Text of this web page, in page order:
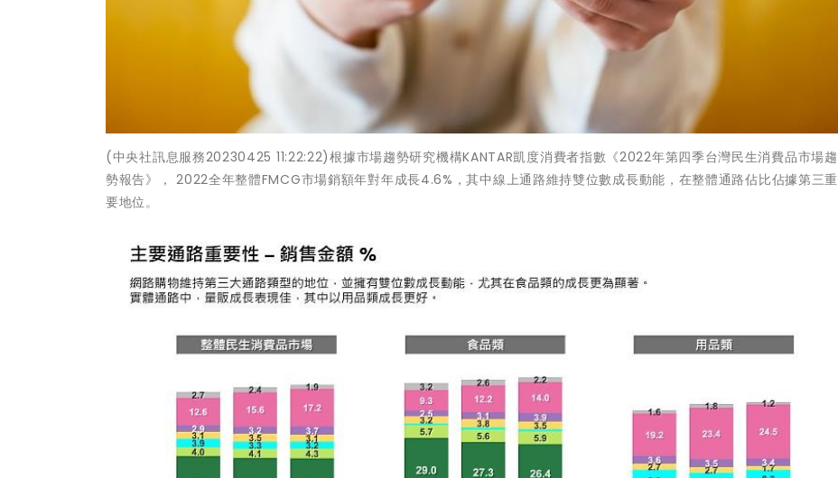
(中央社訊息服務20230425 11:22:22)根據市場趨勢研究機構KANTAR凱度消費者指數《2022年第四季台灣民生消費品市場趨
勢報告》， 2022全年整體FMCG市場銷額年對年成長4.6%，其中線上通路維持雙位數成長動能，在整體通路佔比佔據第三重
要地位。